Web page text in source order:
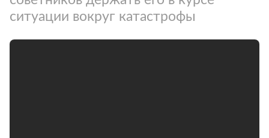
ситуации вокруг катастрофы